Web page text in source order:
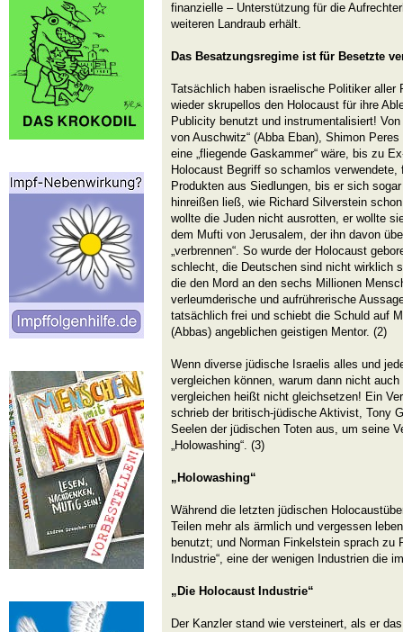
finanzielle – Unterstützung für die
weiteren Landraub erhält.
Das Besatzungsregime ist für Besetzte
Tatsächlich haben israelische Politiker aller
wieder skrupellos den Holocaust für ihre
Publicity benutzt und instrumentalisiert!
von Auschwitz“ (Abba Eban), Shimon
eine „fliegende Gaskammer“ wäre, bis zu
Holocaust Begriff so schamlos
Produkten aus Siedlungen, bis er sich
hinreißen ließ, wie Richard Silverstein
wollte die Juden nicht ausrotten, er wollte
dem Mufti von Jerusalem, der ihn davon
„verbrennen“. So wurde der Holocaust
schlecht, die Deutschen sind nicht wirklich
die den Mord an den sechs Millionen
verleumderische und aufrührerische
tatsächlich frei und schiebt die Schuld auf
(Abbas) angeblichen geistigen Mentor. (2)
Wenn diverse jüdische Israelis alles und
vergleichen können, warum dann nicht
vergleichen heißt nicht gleichsetzen! Ein
schrieb der britisch-jüdische Aktivist, Tony
Seelen der jüdischen Toten aus, um seine
„Holowashing“. (3)
„Holowashing“
Während die letzten jüdischen
Teilen mehr als ärmlich und vergessen
benutzt; und Norman Finkelstein sprach zu
Industrie“, eine der wenigen Industrien die
„Die Holocaust Industrie“
Der Kanzler stand wie versteinert, als er